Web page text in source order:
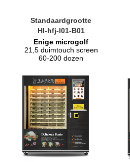
Standaardgrootte
Hl-hfj-l01-B01
Enige microgolf
21,5 duimtouch screen
60-200 dozen